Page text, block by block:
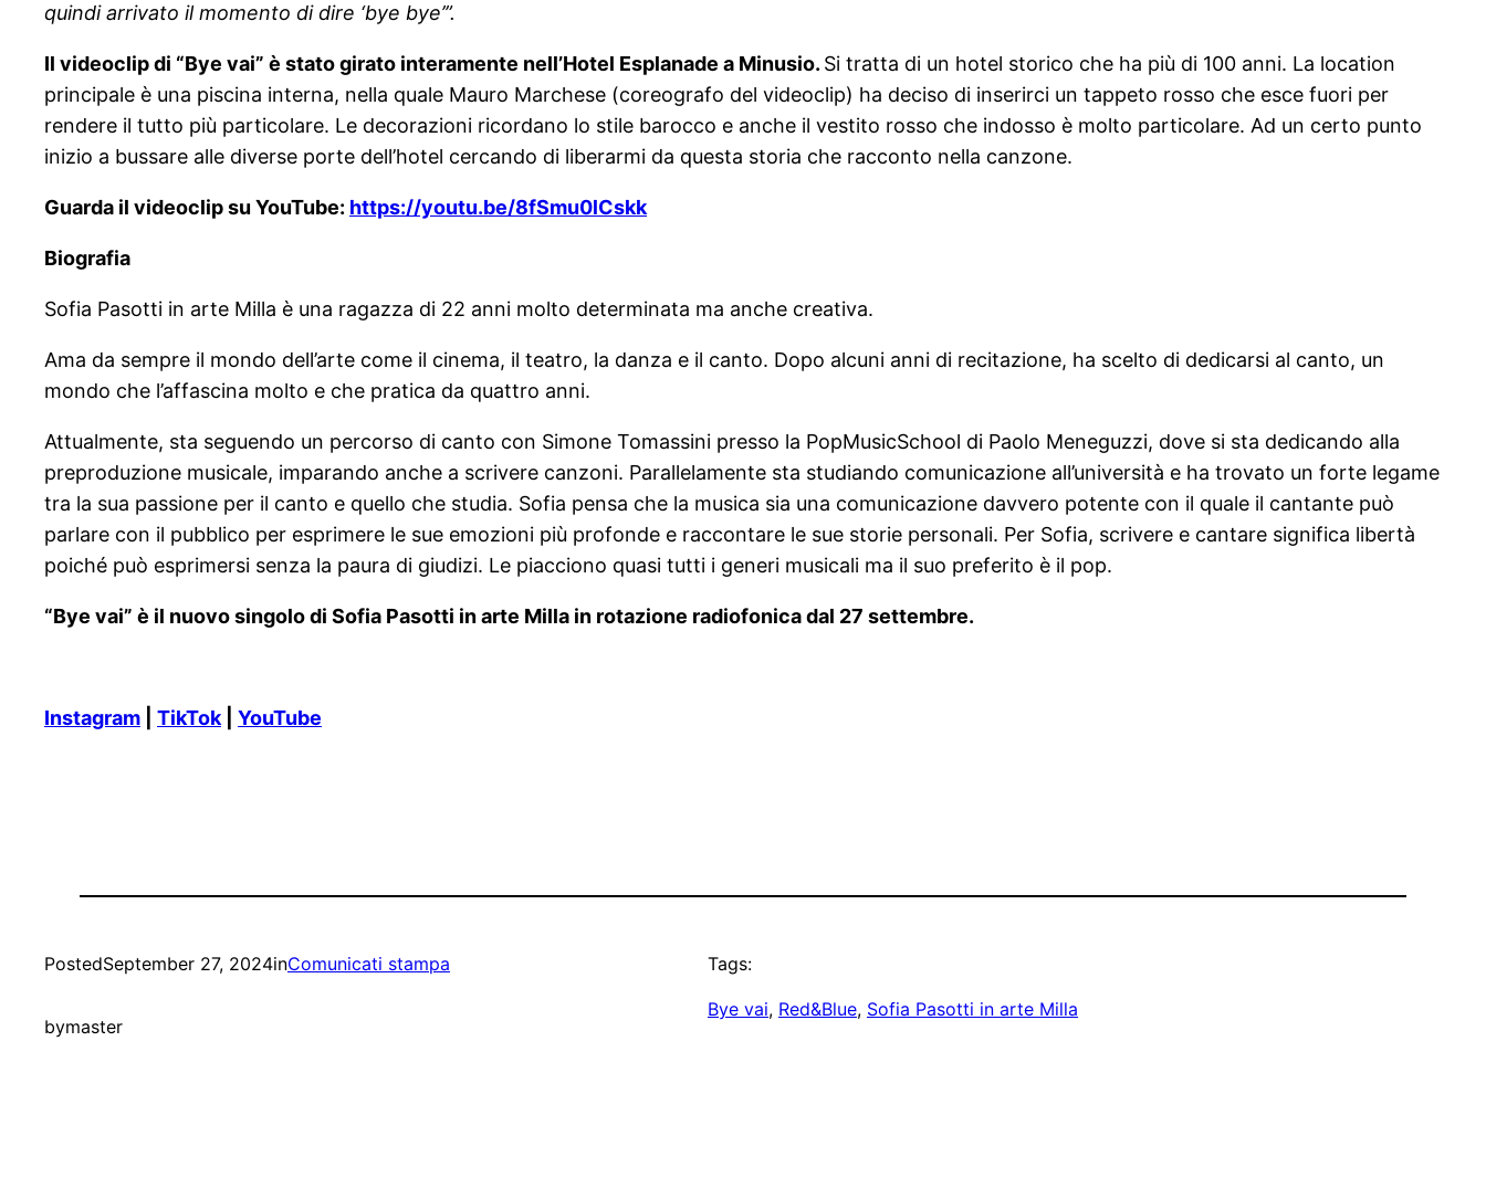
quindi arrivato il momento di dire ‘bye bye’”.
Il videoclip di “Bye vai” è stato girato interamente nell’Hotel Esplanade a Minusio. Si tratta di un hotel storico che ha più di 100 anni. La location
principale è una piscina interna, nella quale Mauro Marchese (coreografo del videoclip) ha deciso di inserirci un tappeto rosso che esce fuori per
rendere il tutto più particolare. Le decorazioni ricordano lo stile barocco e anche il vestito rosso che indosso è molto particolare. Ad un certo punto
inizio a bussare alle diverse porte dell’hotel cercando di liberarmi da questa storia che racconto nella canzone.
Guarda il videoclip su YouTube: https://youtu.be/8fSmu0lCskk
Biografia
Sofia Pasotti in arte Milla è una ragazza di 22 anni molto determinata ma anche creativa.
Ama da sempre il mondo dell’arte come il cinema, il teatro, la danza e il canto. Dopo alcuni anni di recitazione, ha scelto di dedicarsi al canto, un
mondo che l’affascina molto e che pratica da quattro anni.
Attualmente, sta seguendo un percorso di canto con Simone Tomassini presso la PopMusicSchool di Paolo Meneguzzi, dove si sta dedicando alla
preproduzione musicale, imparando anche a scrivere canzoni. Parallelamente sta studiando comunicazione all’università e ha trovato un forte legame
tra la sua passione per il canto e quello che studia. Sofia pensa che la musica sia una comunicazione davvero potente con il quale il cantante può
parlare con il pubblico per esprimere le sue emozioni più profonde e raccontare le sue storie personali. Per Sofia, scrivere e cantare significa libertà
poiché può esprimersi senza la paura di giudizi. Le piacciono quasi tutti i generi musicali ma il suo preferito è il pop.
“Bye vai” è il nuovo singolo di Sofia Pasotti in arte Milla in rotazione radiofonica dal 27 settembre.
Instagram TikTok| YouTube
PostedSeptember 27, 2024inComunicati stampa
bymaster
Tags:
Bye vai, Red&Blue, Sofia Pasotti in arte Milla